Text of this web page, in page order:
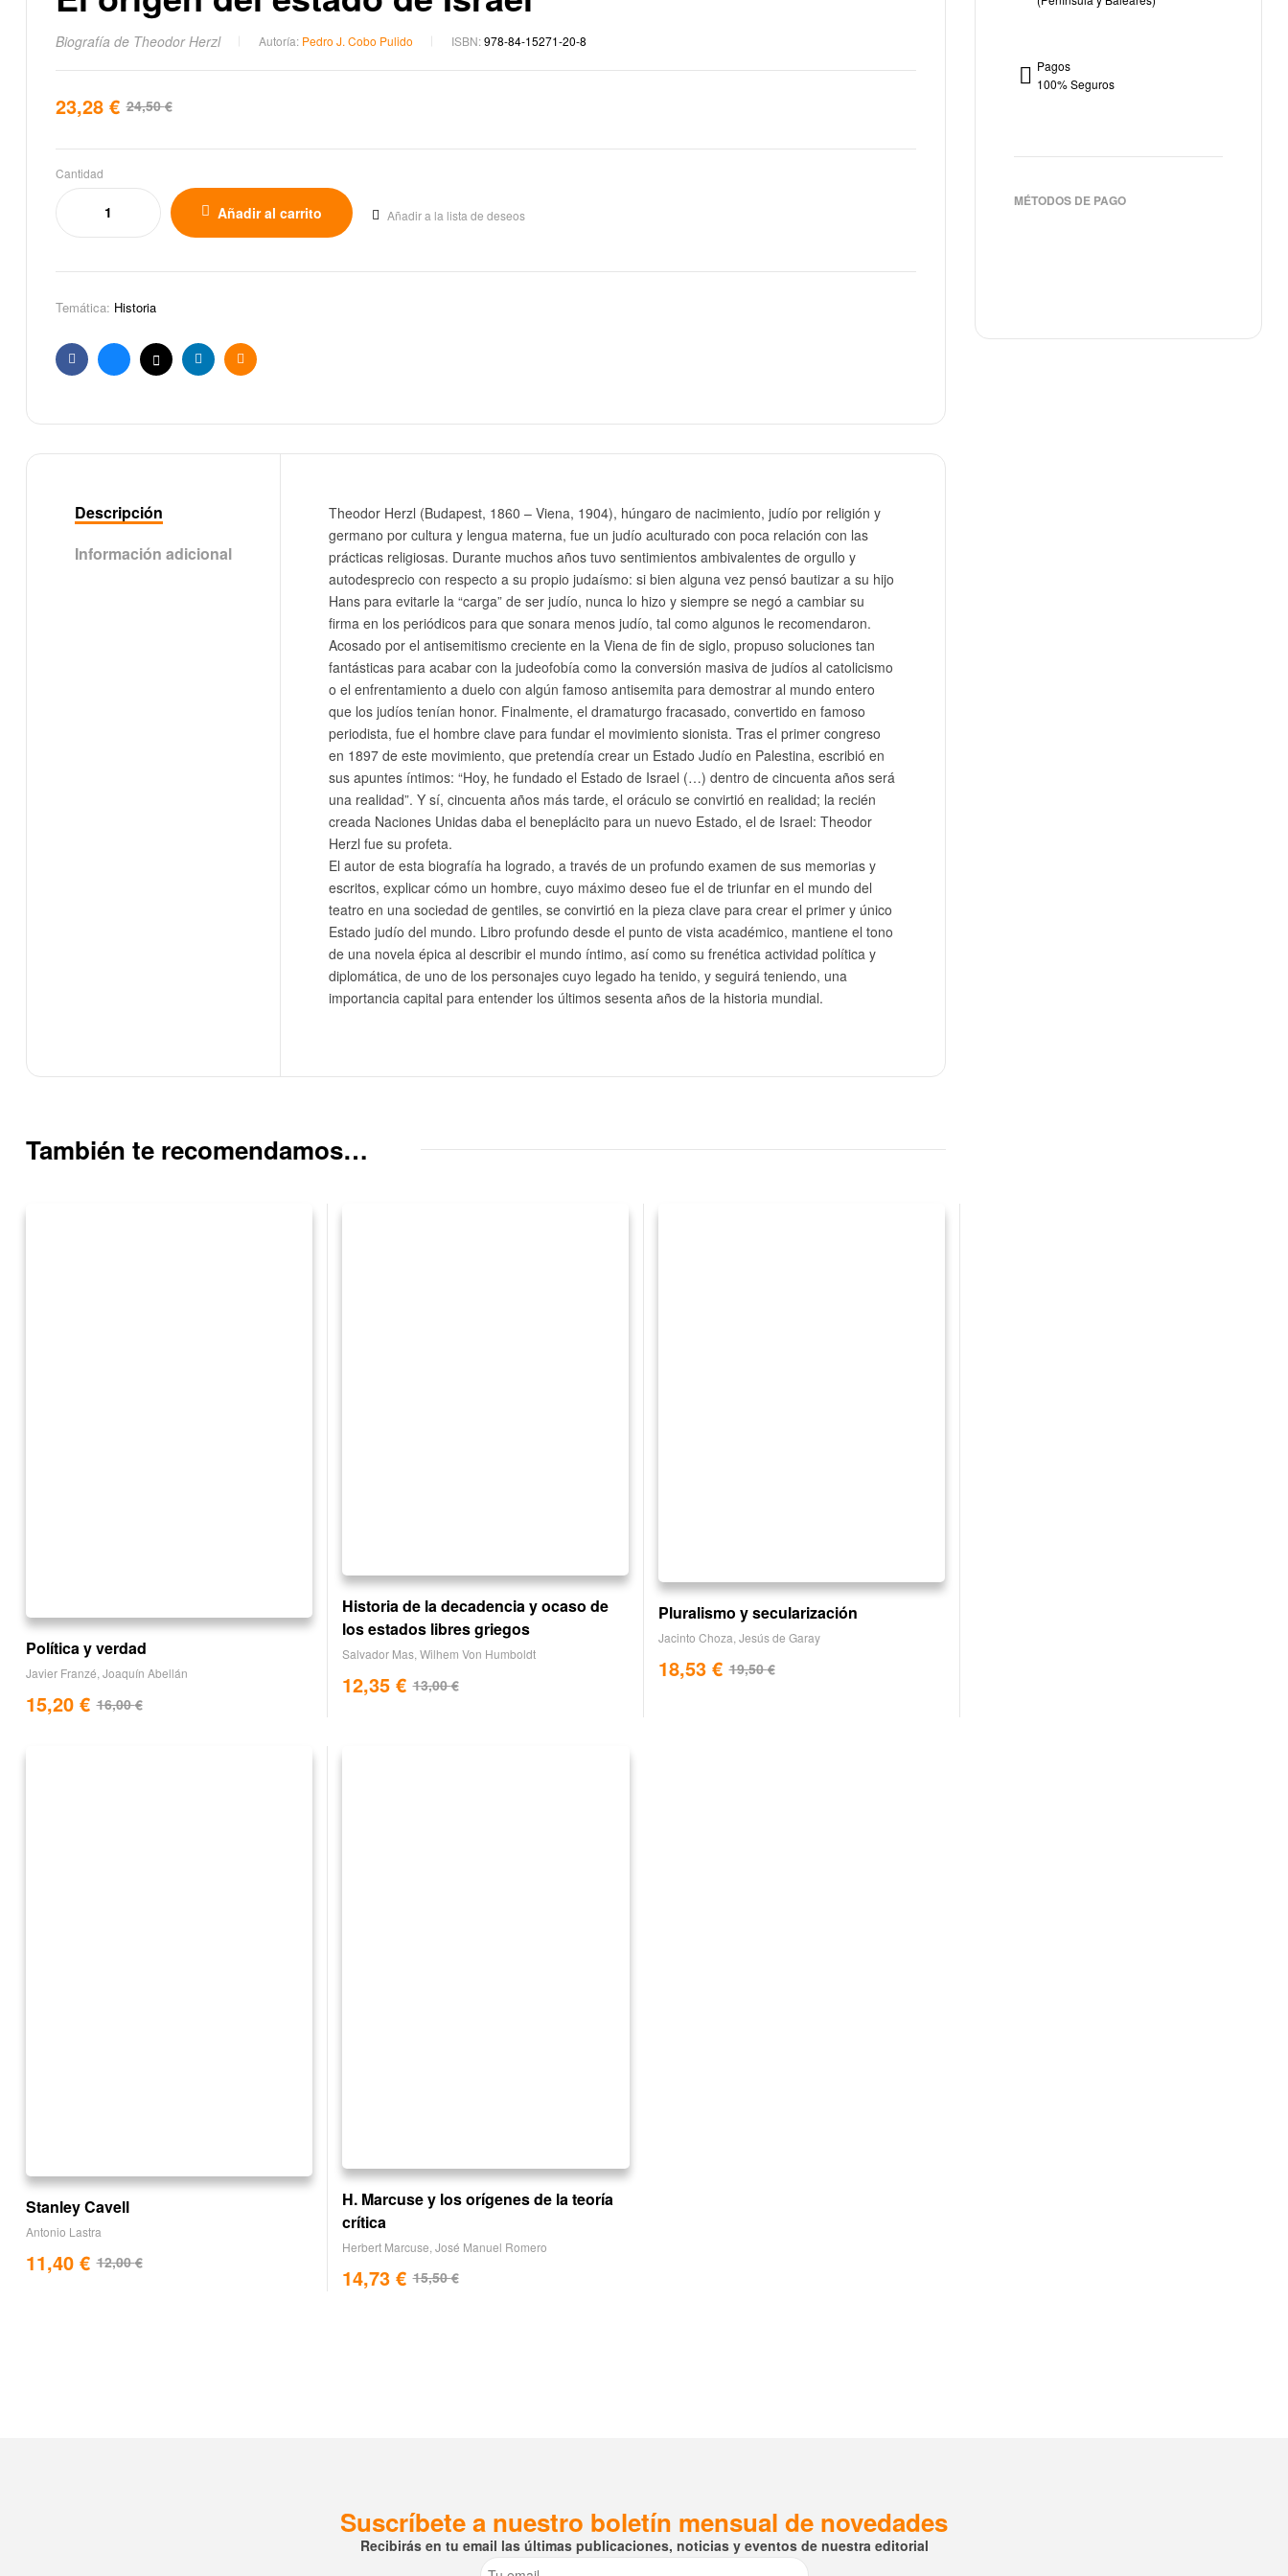
Biografía de Theodor Herzl Autoría: Pedro J. Cobo Pulido ISBN:978-84-15271-20-8
24,50€
23,28 €
Cantidad
Añadir al carrito Añadir a la lista de deseos
Temática: Historia
FacebookBlueskyX LinkedinEmail
Descripción
Información adicional
Theodor Herzl (Budapest, 1860 – Viena, 1904), húngaro de nacimiento, judío por religión y
germano por cultura y lengua materna, fue un judío aculturado con poca relación con las
prácticas religiosas. Durante muchos años tuvo sentimientos ambivalentes de orgullo y
autodesprecio con respecto a su propio judaísmo: si bien alguna vez pensó bautizar a su hijo
Hans para evitarle la “carga” de ser judío, nunca lo hizo y siempre se negó a cambiar su
firma en los periódicos para que sonara menos judío, tal como algunos le recomendaron.
Acosado por el antisemitismo creciente en la Viena de fin de siglo, propuso soluciones tan
fantásticas para acabar con la judeofobía como la conversión masiva de judíos al catolicismo
o el enfrentamiento a duelo con algún famoso antisemita para demostrar al mundo entero
que los judíos tenían honor. Finalmente, el dramaturgo fracasado, convertido en famoso
periodista, fue el hombre clave para fundar el movimiento sionista. Tras el primer congreso
en 1897 de este movimiento, que pretendía crear un Estado Judío en Palestina, escribió en
sus apuntes íntimos: “Hoy, he fundado el Estado de Israel (…) dentro de cincuenta años será
una realidad”. Y sí, cincuenta años más tarde, el oráculo se convirtió en realidad; la recién
creada Naciones Unidas daba el beneplácito para un nuevo Estado, el de Israel: Theodor
Herzl fue su profeta.
El autor de esta biografía ha logrado, a través de un profundo examen de sus memorias y
escritos, explicar cómo un hombre, cuyo máximo deseo fue el de triunfar en el mundo del
teatro en una sociedad de gentiles, se convirtió en la pieza clave para crear el primer y único
Estado judío del mundo. Libro profundo desde el punto de vista académico, mantiene el tono
de una novela épica al describir el mundo íntimo, así como su frenética actividad política y
diplomática, de uno de los personajes cuyo legado ha tenido, y seguirá teniendo, una
importancia capital para entender los últimos sesenta años de la historia mundial.
También te recomendamos…
Política y verdad
Javier Franzé Joaquín Abellán
16,00€
15,20 €
Historia de la decadencia y ocaso de
los estados libres griegos
Salvador Mas Wilhem Von Humboldt
13,00€
12,35 €
Pluralismo y secularización
Jacinto Choza Jesús de Garay
19,50€
18,53 €
Stanley Cavell
Antonio Lastra
12,00€
11,40 €
H. Marcuse y los orígenes de la teoría
crítica
Herbert Marcuse José Manuel Romero
15,50€
14,73 €
Pagos
100% Seguros
MÉTODOS DE PAGO
Suscríbete a nuestro boletín mensual de novedades
Recibirás en tu email las últimas publicaciones, noticias y eventos de nuestra editorial
Email